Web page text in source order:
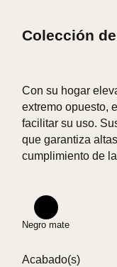
Colección
Con su hogar
extremo opuesto,
facilitar su uso.
que garantiza
cumplimiento de
Negro mate
Acabado(s)